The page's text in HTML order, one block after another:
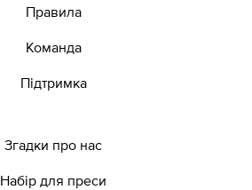
Правила
Команда
Підтримка
Згадки про нас
Набір для преси